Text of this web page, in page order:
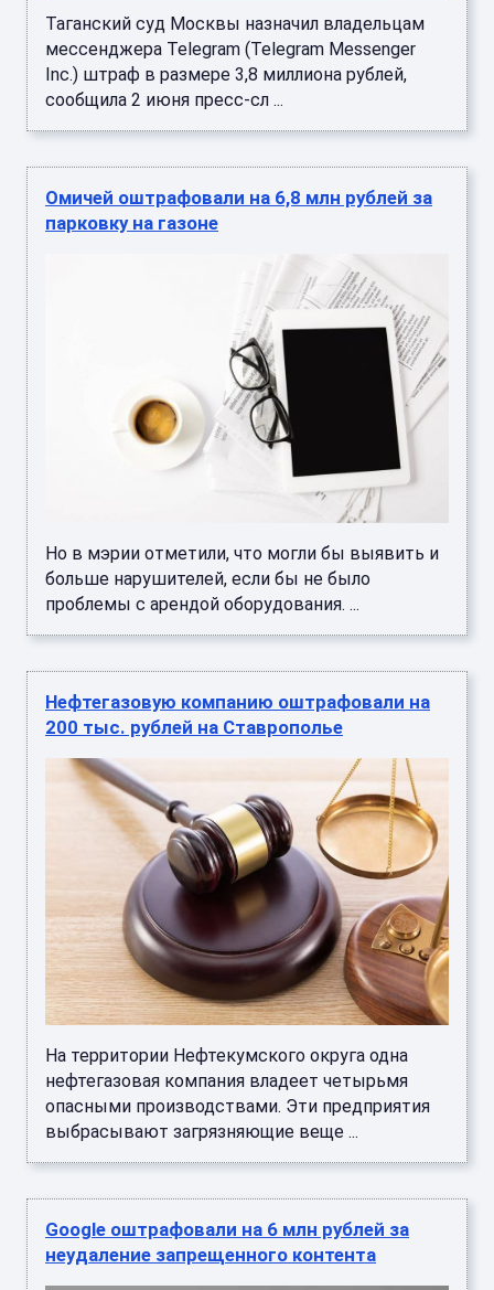
Таганский суд Москвы назначил владельцам
мессенджера Telegram (Telegram Messenger
Inc.) штраф в размере 3,8 миллиона рублей,
сообщила 2 июня пресс-сл ...
Омичей оштрафовали на 6,8 млн рублей за
парковку на газоне
Но в мэрии отметили, что могли бы выявить и
больше нарушителей, если бы не было
проблемы с арендой оборудования. ...
Нефтегазовую компанию оштрафовали на
200 тыс. рублей на Ставрополье
На территории Нефтекумского округа одна
нефтегазовая компания владеет четырьмя
опасными производствами. Эти предприятия
выбрасывают загрязняющие веще ...
Google оштрафовали на 6 млн рублей за
неудаление запрещенного контента